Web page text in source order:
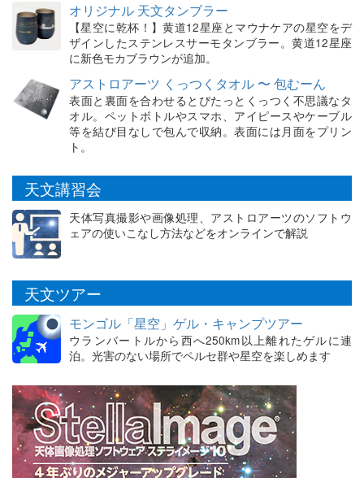
オリジナル 天文タンブラー
【星空に乾杯！】黄道12星座とマウナケアの星空をデ
ザインしたステンレスサーモタンブラー。黄道12星座
に新色モカブラウンが追加。
アストロアーツ くっつくタオル 〜 包むーん
表面と裏面を合わせるとぴたっとくっつく不思議なタ
オル。ペットボトルやスマホ、アイピースやケーブル
等を結び目なしで包んで収納。表面には月面をプリン
ト。
天文講習会
天体写真撮影や画像処理、アストロアーツのソフトウ
ェアの使いこなし方法などをオンラインで解説
天文ツアー
モンゴル「星空」ゲル・キャンプツアー
ウランバートルから西へ250km以上離れたゲルに連
泊。光害のない場所でペルセ群や星空を楽しめます